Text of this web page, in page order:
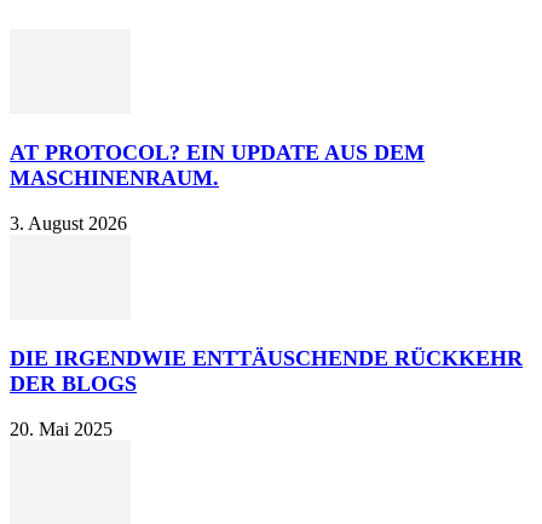
AT PROTOCOL? EIN UPDATE AUS DEM
MASCHINENRAUM.
3. August 2026
DIE IRGENDWIE ENTTÄUSCHENDE RÜCKKEHR
DER BLOGS
20. Mai 2025